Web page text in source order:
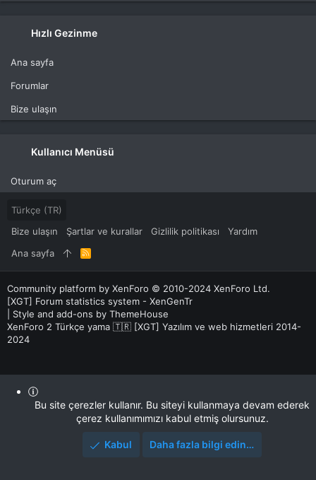
Hızlı Gezinme
Ana sayfa
Forumlar
Bize ulaşın
Kullanıcı Menüsü
Oturum aç
Türkçe (TR)
Bize ulaşın
Şartlar ve kurallar Gizlilik politikası
Yardım
Ana sayfa
R
S
Community platform by XenForo © 2010-2024 XenForo Ltd.
[XGT] Forum statistics system - XenGenTr
Style and add-ons by ThemeHouse
XenForo 2 Türkçe yama 🇹🇷 [XGT] Yazılım ve web hizmetleri 2014-
2024
Bu site çerezler kullanır. Bu siteyi kullanmaya devam ederek
çerez kullanımımızı kabul etmiş olursunuz.
Kabul Daha fazla bilgi edin…